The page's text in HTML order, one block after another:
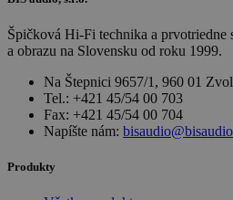
Špičková Hi-Fi technika a
a obrazu na Slovensku od roku 1999.
Na Štepnici 9657/1, 960 01
Tel.: +421 45/54 00 703
Fax: +421 45/54 00 704
Napíšte nám:
Produkty